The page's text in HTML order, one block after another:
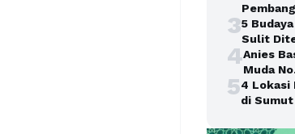
35
Sulit
4Anies
Muda
54 Lokasi
di Sumut